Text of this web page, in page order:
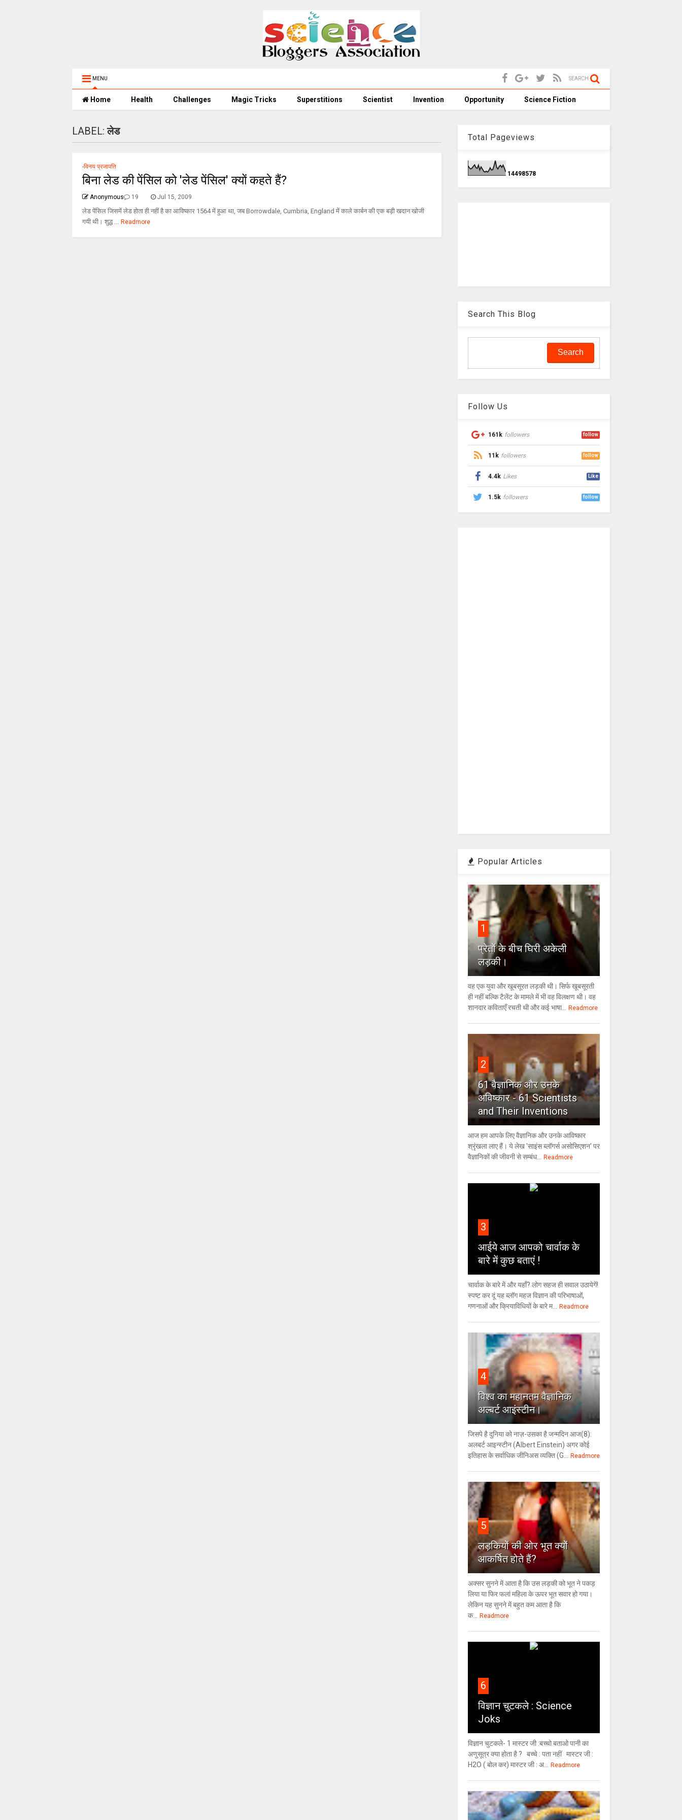
MENU SEARCH
Home Health Challenges Magic Tricks Superstitions Scientist Invention Opportunity Science Fiction
LABEL:लेड
-विनय प्रजापति
बिना लेड की पेंसिल को 'लेड पेंसिल' क्यों कहते हैं?
Anonymous 19 Jul 15, 2009
लेड पेंसिल जिसमें लेड होता ही नहीं है का आविष्कार 1564 में हुआ था, जब Borrowdale, Cumbria, England में काले कार्बन की एक बड़ी खदान खोजी
गयी थी। शुद्ध ... Readmore
Total Pageviews
1 4498578
Search This Blog
Follow Us
161k followers follow
11k followers follow
4.4k Likes Like
1.5k followers follow
Popular Articles
1
प्रेतों के बीच घिरी अकेली
लड़की।
वह एक युवा और खूबसूरत लड़की थी। सिर्फ खूबसूरती
ही नहीं बल्कि टैलेंट के मामले में भी वह विलक्षण थी। वह
शानदार कविताएँ रचती थी और कई भाषा...
Readmore
2
61 वैज्ञानिक और उनके
अविष्कार - 61 Scientists
and Their Inventions
आज हम आपके लिए वैज्ञानिक और उनके आविष्कार
श्रृंखला लाए हैं। ये लेख 'साइंस ब्लॉगर्स असोसिएशन' पर
वैज्ञा‍निकों की जीवनी से सम्बंध...
Readmore
3
आईये आज आपको चार्वाक के
बारे में कुछ बताएं !
चार्वाक के बारे में और यहाँ? लोग सहज ही सवाल उठायेगें!
स्पष्ट कर दूं यह ब्लॉग महज विज्ञान की परिभाषाओं,
गणनाओं और क्रियाविधियों के बारे म...
Readmore
4
विश्‍व का महानतम वैज्ञानिक
अल्बर्ट आइंस्टीन।
जिसपे है दुनिया को नाज़-उसका है जन्मदिन आज(8):
अलबर्ट आइन्स्टीन (Albert Einstein) अगर कोई
इतिहास के सर्वाधिक जीनिअस व्यक्ति (G...
Readmore
5
लड़कियों की ओर भूत क्‍यों
आकर्षित होते हैं?
अक्सर सुनने में आता है कि उस लड़की को भूत ने पकड़
लिया या फिर फलां महिला के ऊपर भूत सवार हो गया।
लेकिन यह सुनने में बहुत कम आता है कि
क...
Readmore
6
विज्ञान चुटकले : Science
Joks
विज्ञान चुटकले- 1 मास्टर जी :बच्चो बताओ पानी का
अणुसूत्र क्या होता है ? बच्चे : पता नहीं मास्टर जी :
H2O ( बोल कर) मास्टर जी : अ...
Readmore